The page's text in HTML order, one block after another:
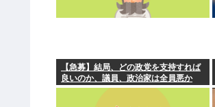
【急募】結局、どの政党を支持すれば
良いのか、議員、政治家は全員悪か